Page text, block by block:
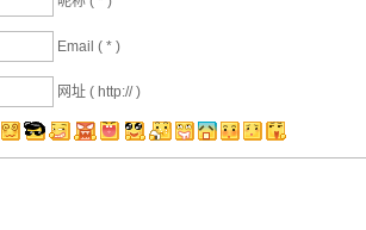
Email ( *)
网址 ( http:// )